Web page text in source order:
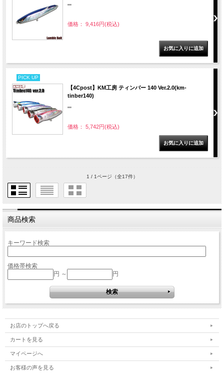
""
価格： 9,416円(税込)
PICK UP
【4Cpost】KM工房 ティンバー 140 Ver.2.0(km-
tinber140)
""
価格： 5,742円(税込)
1 / 1ページ（全17件）
商品検索
キーワード検索
価格帯検索
円 ～
円
お店のトップへ戻る
カートを見る
マイページへ
お客様の声を見る